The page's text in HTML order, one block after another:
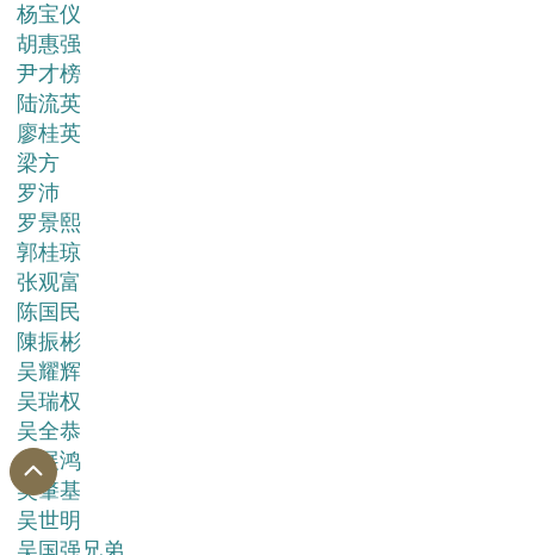
杨宝仪
胡惠强
尹才榜
陆流英
廖桂英
梁方
罗沛
罗景熙
郭桂琼
张观富
陈国民
陳振彬
吴耀辉
吴瑞权
吴全恭
吴展鸿
吴肇基
吴世明
吴国强兄弟